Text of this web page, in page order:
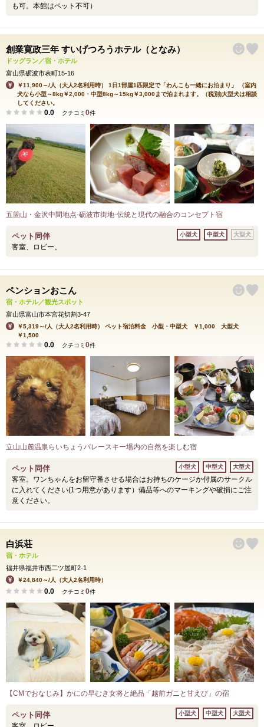
も可。本館はペット不可）
創業寛政三年 すいげつろうホテル（となみ）
ドッグラン／宿・ホテル
富山県砺波市表町15-16
￥11,900～/人（大人2名利用時） 1日1部屋1匹限定で「わんこも一緒にお泊まり」 （室内
犬なら小型～8kg￥2,000・中型8kg～15kg￥3,000まで泊まれます。（税別)大型犬は相談
してください。
0.0 クチコミ 0件
五箇山・金沢中間地点-砺波市街地-伝統と現代の融合のコンセプト宿
ペット同伴
客室、ロビー。
小型犬 中型犬 大型犬
ペンションおこん
宿・ホテル／観光スポット
富山県富山市本宮花切割3-47
￥5,319～/人（大人2名利用時） ペット宿泊料金 小型・中型犬 ￥1,000 大型犬
￥1,500
0.0 クチコミ 0件
立山山麓温泉らいちょうバレースキー場内の自然を楽しむ宿
ペット同伴
客室。ワンちゃんをお留守番させる場合はお持ちのケージか付属のサークル
に入れてください(1つ用意があります）備品等へのマーキングや破損にご注
意ください。
小型犬 中型犬 大型犬
白浜荘
宿・ホテル
福井県福井市西二ツ屋町2-1
￥24,840～/人（大人2名利用時）
0.0 クチコミ 0件
【CMでおなじみ】かにの早むき女将と絶品「越前ガニと甘えび」の宿
ペット同伴 小型犬 中型犬 大型犬